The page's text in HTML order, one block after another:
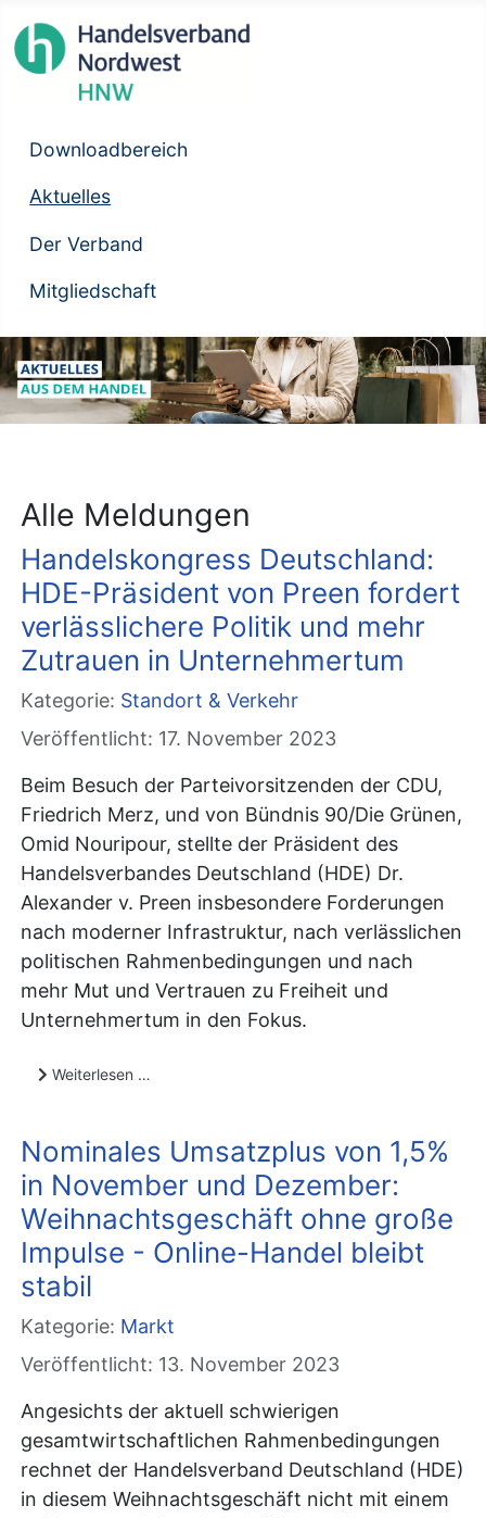
Downloadbereich
Aktuelles
Der Verband
Mitgliedschaft
Alle Meldungen
Handelskongress Deutschland:
HDE-Präsident von Preen fordert
verlässlichere Politik und mehr
Zutrauen in Unternehmertum
Kategorie: Standort & Verkehr
Veröffentlicht: 17. November 2023
Beim Besuch der Parteivorsitzenden der CDU,
Friedrich Merz, und von Bündnis 90/Die Grünen,
Omid Nouripour, stellte der Präsident des
Handelsverbandes Deutschland (HDE) Dr.
Alexander v. Preen insbesondere Forderungen
nach moderner Infrastruktur, nach verlässlichen
politischen Rahmenbedingungen und nach
mehr Mut und Vertrauen zu Freiheit und
Unternehmertum in den Fokus.
Weiterlesen …
Nominales Umsatzplus von 1,5%
in November und Dezember:
Weihnachtsgeschäft ohne große
Impulse - Online-Handel bleibt
stabil
Kategorie: Markt
Veröffentlicht: 13. November 2023
Angesichts der aktuell schwierigen
gesamtwirtschaftlichen Rahmenbedingungen
rechnet der Handelsverband Deutschland (HDE)
in diesem Weihnachtsgeschäft nicht mit einem